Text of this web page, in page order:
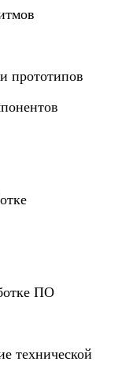
прототипов
ПО
технической